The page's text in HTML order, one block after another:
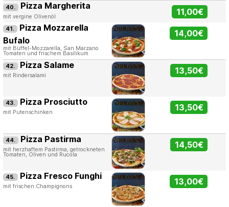
40. Pizza Margherita
mit vergine Olivenöl 11,00€
41. Pizza Mozzarella
Bufalo
mit Büffel-Mozzarella, San Marzano
Tomaten und frischem Basilikum
14,00€
42. Pizza Salame
mit Rindersalami 13,50€
43. Pizza Prosciutto
mit Putenschinken 13,50€
44. Pizza Pastirma
mit herzhaftem Pastirma, getrockneten
Tomaten, Oliven und Rucola
14,50€
45. Pizza Fresco Funghi
mit frischen Champignons 13,00€